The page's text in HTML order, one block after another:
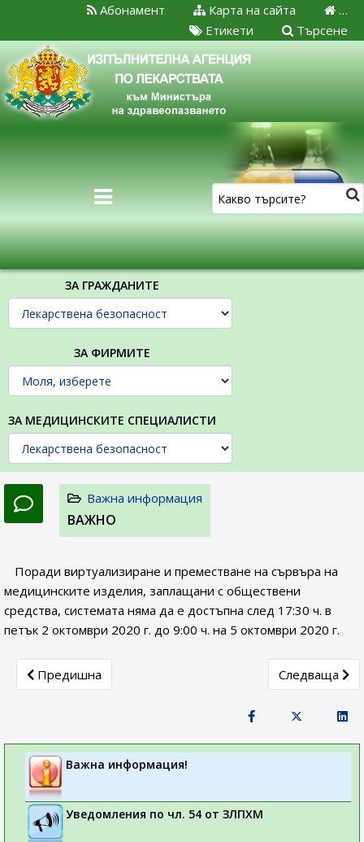
…
Карта на сайта
Абонамент
Търсене
Етикети
ЗА ГРАЖДАНИТЕ
ЗА ФИРМИТЕ
ЗА МЕДИЦИНСКИТЕ СПЕЦИАЛИСТИ
Важна информация
ВАЖНО
Поради виртуализиране и преместване на сървъра на
медицинските изделия, заплащани с обществени
средства, системата няма да е достъпна след 17:30 ч. в
петък 2 октомври 2020 г. до 9:00 ч. на 5 октомври 2020 г.
Previous article: Съобщение
Предишна Next article:
Следваща
Важна информация!
Уведомления по чл. 54 от ЗЛПХМ